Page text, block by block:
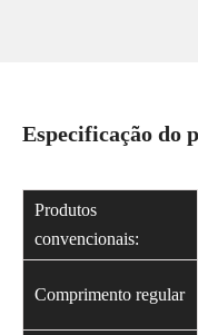
Especificação do
Produtos
convencionais:
Comprimento regular